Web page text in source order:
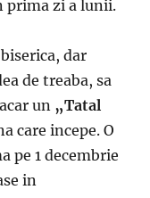
prima zi a lunii.
dar
de treaba, sa
un „Tatal
care incepe. O
pe 1 decembrie
in